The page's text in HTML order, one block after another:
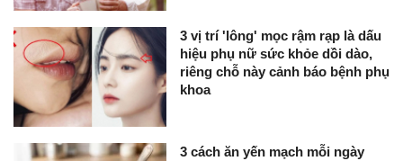
3 vị trí 'lông' mọc rậm rạp là dấu
hiệu phụ nữ sức khỏe dồi dào,
riêng chỗ này cảnh báo bệnh phụ
khoa
3 cách ăn yến mạch mỗi ngày